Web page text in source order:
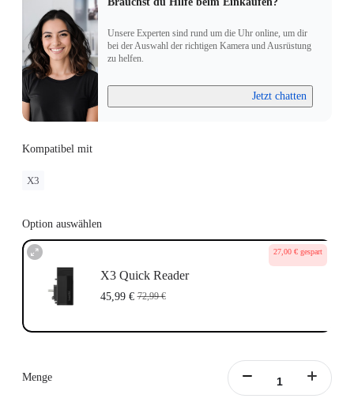
Unsere Experten sind rund um die Uhr online, um dir
bei der Auswahl der richtigen Kamera und Ausrüstung
zu helfen.
Jetzt chatten
Kompatibel mit
X3
Option auswählen
27,00 € gespart
X3 Quick Reader
45,99 € 72,99 €
Menge